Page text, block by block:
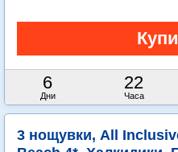
6
Дни
22
Часа
3 нощувки, All